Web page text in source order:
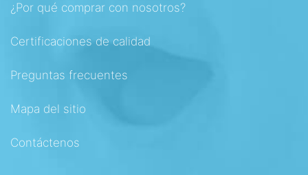
¿Por qué comprar con nosotros?
Certificaciones de calidad
Preguntas frecuentes
Mapa del sitio
Contáctenos